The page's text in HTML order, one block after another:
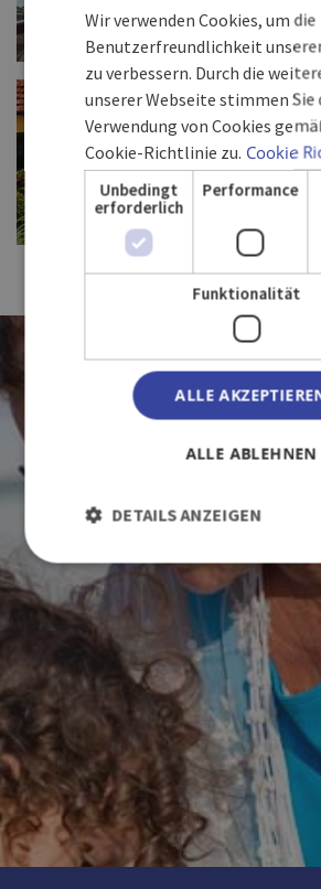
FULL SIZE
WIR
KUBAMIT
Wir verwenden Cookies, um die
Benutzerfreundlichkeit
zu verbessern. Durch die
unserer Webseite stimmen Sie
Verwendung von Cookies
Cookie-Richtlinie zu. Cookie
Unbedingt
erforderlich
Performance
Funktionalität
ALLE
ALLE ABLEHNEN
DETAILS ANZEIGEN